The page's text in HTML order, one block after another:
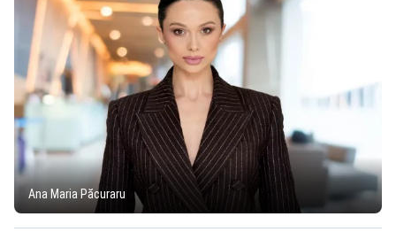
Ana Maria Păcuraru